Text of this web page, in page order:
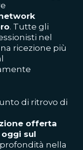
. Tutte gli
nel
ricezione più
di ritrovo di
offerta
sul
nella